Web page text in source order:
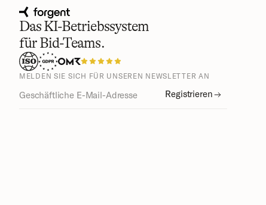
Das KI-Betriebssystem
für Bid-Teams.
MELDEN SIE SICH FÜR UNSEREN NEWSLETTER AN
Registrieren